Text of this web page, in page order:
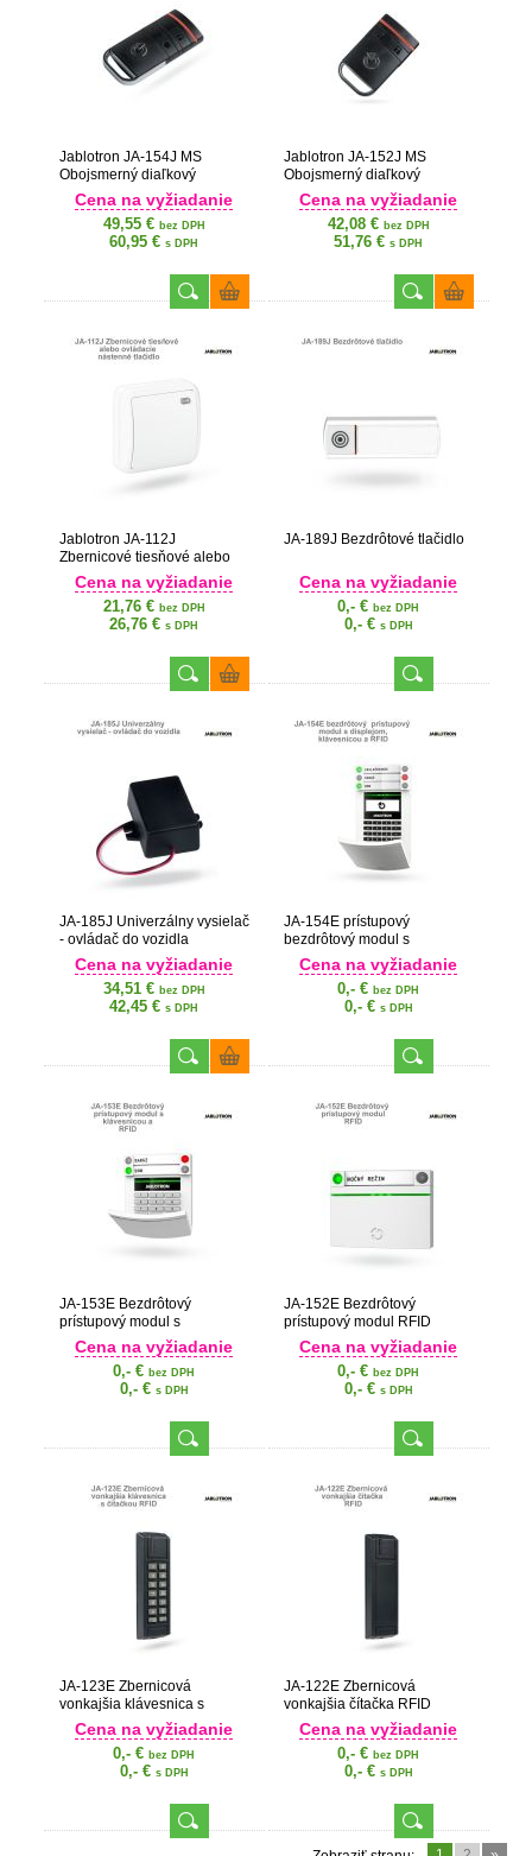
Jablotron JA-154J MS
Obojsmerný diaľkový
ovládač - štvortlačidlový
Cena na vyžiadanie
49,55 € bez DPH
60,95 € s DPH
Jablotron JA-152J MS
Obojsmerný diaľkový
ovládač - dvojtlačidlový
Cena na vyžiadanie
42,08 € bez DPH
51,76 € s DPH
Jablotron JA-112J
Zbernicové tiesňové alebo
ovládacie nástenné tlačidlo
Cena na vyžiadanie
21,76 € bez DPH
26,76 € s DPH
JA-189J Bezdrôtové tlačidlo
Cena na vyžiadanie
0,- € bez DPH
0,- € s DPH
JA-185J Univerzálny vysielač
- ovládač do vozidla
Cena na vyžiadanie
34,51 € bez DPH
42,45 € s DPH
JA-154E prístupový
bezdrôtový modul s
displejom, klávesnicou a
RFID
Cena na vyžiadanie
0,- € bez DPH
0,- € s DPH
JA-153E Bezdrôtový
prístupový modul s
klávesnicou a RFID
Cena na vyžiadanie
0,- € bez DPH
0,- € s DPH
JA-152E Bezdrôtový
prístupový modul RFID
Cena na vyžiadanie
0,- € bez DPH
0,- € s DPH
JA-123E Zbernicová
vonkajšia klávesnica s
čítačkou RFID
Cena na vyžiadanie
0,- € bez DPH
0,- € s DPH
JA-122E Zbernicová
vonkajšia čítačka RFID
Cena na vyžiadanie
0,- € bez DPH
0,- € s DPH